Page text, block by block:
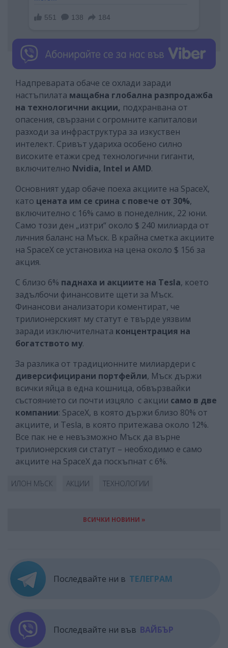
Надпреварата обаче се охлади заради
настъпилата мащабна глобална разпродажба
на технологични акции, подхранвана от
опасения, свързани с огромните капиталови
разходи за инфраструктура за изкуствен
интелект. Сривът удариха особено силно
високите етажи сред технологични гиганти,
включително Nvidia, Intel и AMD.
Основният удар обаче поеха акциите на SpaceX,
като цената им се срина с повече от 30%,
включително с 16% само в понеделник, 22 юни.
Само този ден „изтри“ около $ 240 милиарда от
личния баланс на Мъск. В крайна сметка акциите
на SpaceX се установиха на цена около $ 156 за
акция.
С близо 6% паднаха и акциите на Tesla, което
задълбочи финансовите щети за Мъск.
Финансови анализатори коментират, че
трилионерският му статут е твърде уязвим
заради изключителната концентрация на
богатството му.
За разлика от традиционните милиардери с
диверсифицирани портфейли, Мъск държи
всички яйца в една кошница, обвързвайки
състоянието си почти изцяло с акции само в две
компании: SpaceX, в която държи близо 80% от
акциите, и Tesla, в която притежава около 12%.
Все пак не е невъзможно Мъск да върне
трилионерския си статут – необходимо е само
акциите на SpaceX да поскъпнат с 6%.
ИЛОН МЪСК АКЦИИ ТЕХНОЛОГИИ
ВСИЧКИ НОВИНИ »
Последвайте ни в ТЕЛЕГРАМ
Последвайте ни във ВАЙБЪР